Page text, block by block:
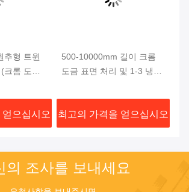
추형 트윈
크롬 도금
성형용
으십시오
500-10000mm 길이 크롬
도금 표면 처리 및 1-3 냉각
크류 및 배럴
최고의 가격을 얻으십시오
의 조사를 보내세요